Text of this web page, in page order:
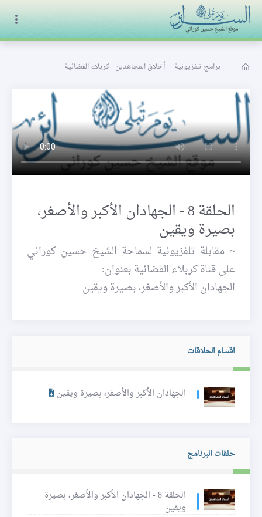
البث المباشر
- برامج تلفزيونية - أخلاق المجاهدين - كربلاء الفضائية
الحلقة 8 - الجهادان الأكبر والأصغر،
بصيرة ويقين
~ مقابلة تلفزيونية لسماحة الشيخ حسين كوراني
على قناة كربلاء الفضائية بعنوان:
الجهادان الأكبر والأصغر، بصيرة ويقين
اقسام الحلاقات
الجهادان الأكبر والأصغر، بصيرة ويقين
حلقات البرنامج
الحلقة 8 - الجهادان الأكبر والأصغر، بصيرة
ويقين